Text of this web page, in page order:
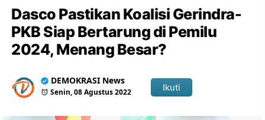
Dasco Pastikan Koalisi Gerindra-
PKB Siap Bertarung di Pemilu
2024, Menang Besar?
DEMOKRASI News
Senin, 08 Agustus 2022 Ikuti